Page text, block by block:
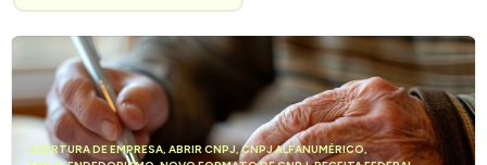
ABERTURA DE EMPRESA, ABRIR CNPJ,CNPJ ALFANUMÉRICO,